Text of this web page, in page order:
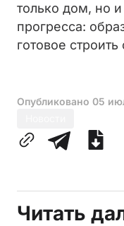
только дом, но
прогресса:
готовое
Опубликовано 05
Читать